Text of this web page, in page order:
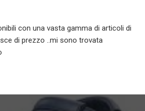
con una vasta gamma di articoli di
di prezzo ..mi sono trovata